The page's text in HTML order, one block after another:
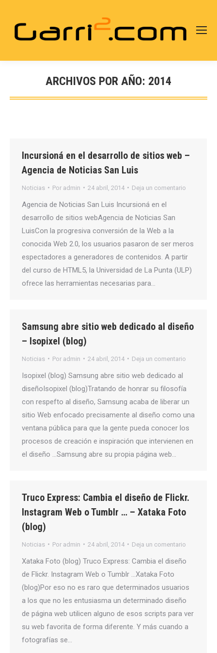
ARCHIVOS POR AÑO: 2014
Estás aquí:
Incursioná en el desarrollo de sitios web –
Agencia de Noticias San Luis
Noticias Por admin 24 abril, 2014 Deja un comentario
Agencia de Noticias San Luis Incursioná en el
desarrollo de sitios webAgencia de Noticias San
LuisCon la progresiva conversión de la Web a la
conocida Web 2.0, los usuarios pasaron de ser meros
espectadores a generadores de contenidos. A partir
del curso de HTML5, la Universidad de La Punta (ULP)
ofrece las herramientas necesarias para…
Samsung abre sitio web dedicado al diseño
– Isopixel (blog)
Noticias Por admin 24 abril, 2014 Deja un comentario
Isopixel (blog) Samsung abre sitio web dedicado al
diseñoIsopixel (blog)Tratando de honrar su filosofía
con respefto al diseño, Samsung acaba de liberar un
sitio Web enfocado precisamente al diseño como una
ventana pública para que la gente pueda conocer los
procesos de creación e inspiración que intervienen en
el diseño …Samsung abre su propia página web…
Truco Express: Cambia el diseño de Flickr.
Instagram Web o Tumblr … – Xataka Foto
(blog)
Noticias Por admin 24 abril, 2014 Deja un comentario
Xataka Foto (blog) Truco Express: Cambia el diseño
de Flickr. Instagram Web o Tumblr …Xataka Foto
(blog)Por eso no es raro que determinados usuarios
a los que no les entusiasma un determinado diseño
de página web utilicen alguno de esos scripts para ver
su web favorita de forma diferente. Y más cuando a
fotografías se…